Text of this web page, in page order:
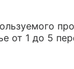
от 1 до 5